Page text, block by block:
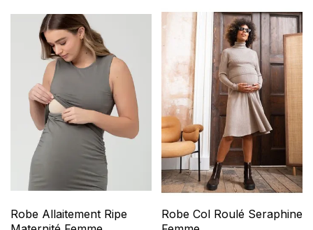
Robe Allaitement Ripe
Robe Col Roulé Seraphine